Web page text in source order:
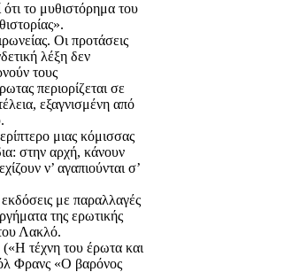
ότι το μυθιστόρημα του
Οι προτάσεις
λέξη δεν
τους
περιορίζεται σε
εξαγνισμένη από
μιας κόμισσας
στην αρχή, κάνουν
ν’ αγαπιούνται σ’
με παραλλαγές
της ερωτικής
Λακλό.
τέχνη του έρωτα και
Φρανς «Ο βαρόνος